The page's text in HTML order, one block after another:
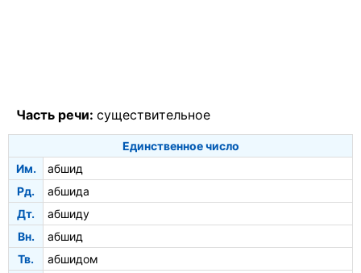
Часть речи: существительное
Единственное число
Им.
абшид
Рд.
абшида
Дт.
абшиду
Вн.
абшид
Тв.
абшидом